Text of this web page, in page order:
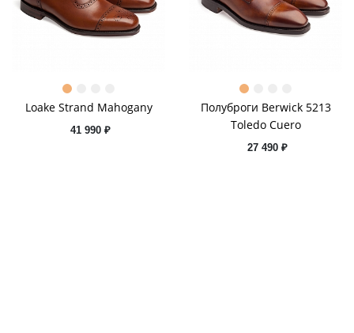
Loake Strand Mahogany
41 990 ₽
Полуброги Berwick 5213
Toledo Cuero
27 490 ₽